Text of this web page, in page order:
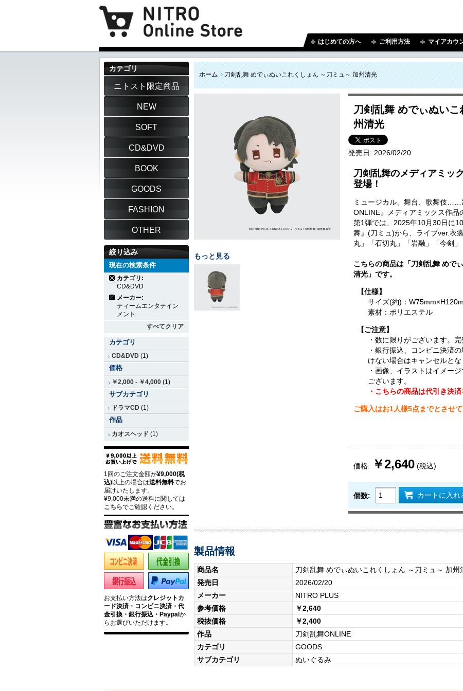
はじめての方へ ご利用方法 マイアカウ
ホーム 刀剣乱舞 めでぃぬいこれくしょん ～刀ミュ～ 加州清光
刀剣乱舞 めでぃぬい
州清光
発売日: 2026/02/20
刀剣乱舞のメディアミッ
登場！
ミュージカル、舞台、歌舞伎……
ONLINE』メディアミックス作品
第1弾では、2025年10月30日に
舞』(刀ミュ)から、ライブver.衣
丸」「石切丸」「岩融」「今剣
こちらの商品は「刀剣乱舞 めで
清光」です。
【仕様】
サイズ(約)：
素材：ポリエステル
【ご注意】
・数に限りがございます。
・銀行振込、コンビニ決済
けない場合はキャンセルとな
・画像、イラストはイメー
ございます。
・こちらの商品は代引き決
ご購入はお1人様5点までとさせて
価格: ￥2,640 (税込)
個数: カートに入れ
もっと見る
製品情報
商品名
刀剣乱舞 めでぃぬいこれくしょん ～刀ミュ～ 加州
発売日
2026/02/20
メーカー
NITRO PLUS
参考価格
￥2,640
税抜価格
￥2,400
作品
刀剣乱舞ONLINE
カテゴリ
GOODS
サブカテゴリ
ぬいぐるみ
カテゴリ
ニトスト限定商品
NEW
SOFT
CD&DVD
BOOK
GOODS
FASHION
OTHER
絞り込み
現在の検索条件
カテゴリ:
CD&DVD
メーカー:
ティームエンタテイン
メント
すべてクリア
カテゴリ
CD&DVD (1)
価格
￥2,000 - ￥4,000 (1)
サブカテゴリ
ドラマCD (1)
作品
カオスヘッド (1)
1回のご注文金額が¥9,000(税
込)以上の場合は送料無料でお
届けいたします。
¥9,000未満の送料に関しては
こちらでご確認ください。
お支払い方法はクレジットカ
ード決済・コンビニ決済・代
金引換・銀行振込・Paypalか
らお選びいただけます。